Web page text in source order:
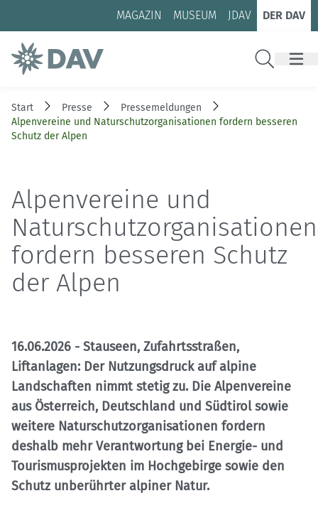
Zum Inhalt
Zur Footer-Navigation
MAGAZIN MUSEUM JDAV DER DAV
Start Presse
Pressemeldungen
Alpenvereine und Naturschutzorganisationen fordern besseren
Schutz der Alpen
Alpenvereine und
Naturschutzorganisationen
fordern besseren Schutz
der Alpen
16.06.2026 - Stauseen, Zufahrtsstraßen,
Liftanlagen: Der Nutzungsdruck auf alpine
Landschaften nimmt stetig zu. Die Alpenvereine
aus Österreich, Deutschland und Südtirol sowie
weitere Naturschutzorganisationen fordern
deshalb mehr Verantwortung bei Energie- und
Tourismusprojekten im Hochgebirge sowie den
Schutz unberührter alpiner Natur.